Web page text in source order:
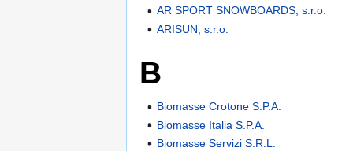
AR SPORT SNOWBOARDS, s.r.o.
ARISUN, s.r.o.
B
Biomasse Crotone S.P.A.
Biomasse Italia S.P.A.
Biomasse Servizi S.R.L.